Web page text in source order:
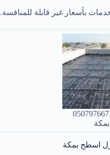
بأسعار غير قابلة للمنافسة.
عزل 0507976671
اسطح بمكة